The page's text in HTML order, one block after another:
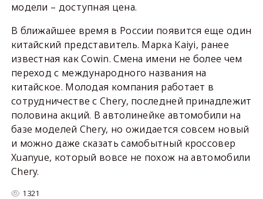
модели – доступная цена.
В ближайшее время в России появится еще один
китайский представитель. Марка Kaiyi, ранее
известная как Cowin. Смена имени не более чем
переход с международного названия на
китайское. Молодая компания работает в
сотрудничестве с Chery, последней принадлежит
половина акций. В автолинейке автомобили на
базе моделей Chery, но ожидается совсем новый
и можно даже сказать самобытный кроссовер
Xuanyue, который вовсе не похож на автомобили
Chery.
1321